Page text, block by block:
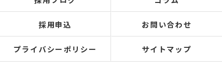
採用申込 お問い合わせ
プライバシーポリシー サイトマップ